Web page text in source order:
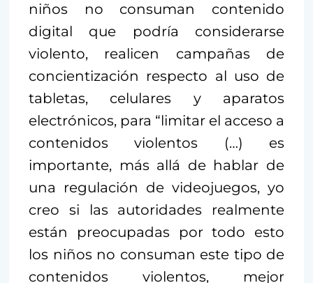
niños no consuman contenido
digital que podría considerarse
violento, realicen campañas de
concientización respecto al uso de
tabletas, celulares y aparatos
electrónicos, para “limitar el acceso a
contenidos violentos (…) es
importante, más allá de hablar de
una regulación de videojuegos, yo
creo si las autoridades realmente
están preocupadas por todo esto
los niños no consuman este tipo de
contenidos violentos, mejor